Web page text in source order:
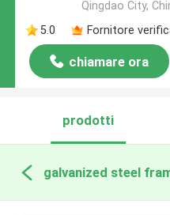
Qingdao City,
5.0
Fornitore
chiamare ora
prodotti